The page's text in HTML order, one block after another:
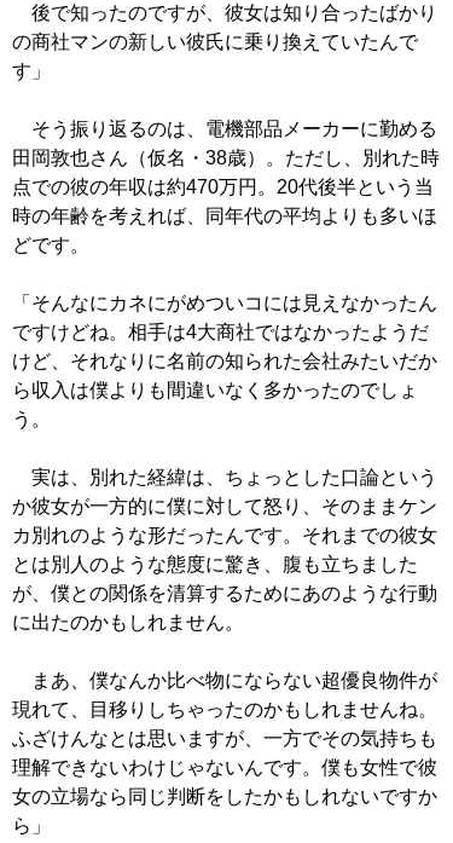
後で知ったのですが、彼女は知り合ったばかり
の商社マンの新しい彼氏に乗り換えていたんで
す」
そう振り返るのは、電機部品メーカーに勤める
田岡敦也さん（仮名・38歳）。ただし、別れた時
点での彼の年収は約470万円。20代後半という当
時の年齢を考えれば、同年代の平均よりも多いほ
どです。
「そんなにカネにがめついコには見えなかったん
ですけどね。相手は4大商社ではなかったようだ
けど、それなりに名前の知られた会社みたいだか
ら収入は僕よりも間違いなく多かったのでしょ
う。
実は、別れた経緯は、ちょっとした口論という
か彼女が一方的に僕に対して怒り、そのままケン
カ別れのような形だったんです。それまでの彼女
とは別人のような態度に驚き、腹も立ちました
が、僕との関係を清算するためにあのような行動
に出たのかもしれません。
まあ、僕なんか比べ物にならない超優良物件が
現れて、目移りしちゃったのかもしれませんね。
ふざけんなとは思いますが、一方でその気持ちも
理解できないわけじゃないんです。僕も女性で彼
女の立場なら同じ判断をしたかもしれないですか
ら」